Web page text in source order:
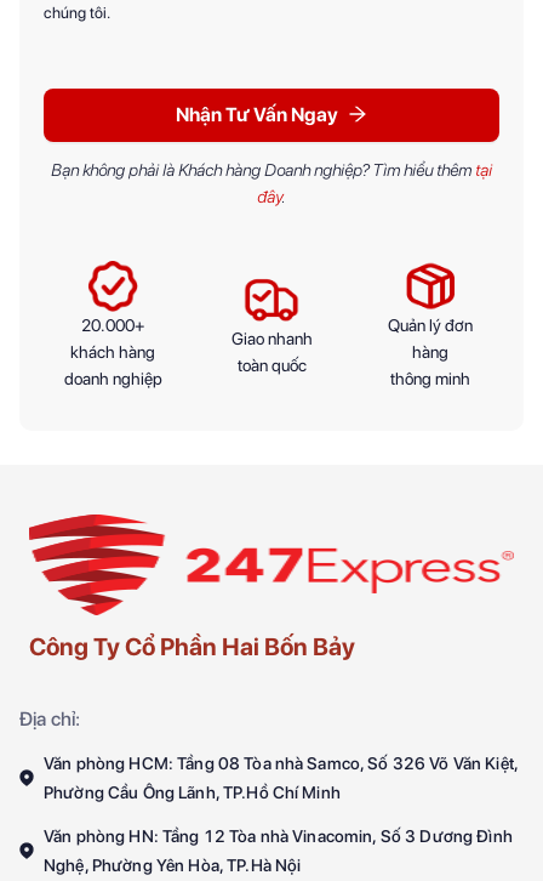
chúng tôi.
Nhận Tư Vấn Ngay
Bạn không phải là Khách hàng Doanh nghiệp? Tìm hiểu thêm tại
đây.
20.000+
khách hàng
doanh nghiệp
Giao nhanh
toàn quốc
Quản lý đơn
hàng
thông minh
Công Ty Cổ Phần Hai Bốn Bảy
Địa chỉ:
Văn phòng HCM: Tầng 08 Tòa nhà Samco, Số 326 Võ Văn Kiệt,
Phường Cầu Ông Lãnh, TP.Hồ Chí Minh
Văn phòng HN: Tầng 12 Tòa nhà Vinacomin, Số 3 Dương Đình
Nghệ, Phường Yên Hòa, TP.Hà Nội